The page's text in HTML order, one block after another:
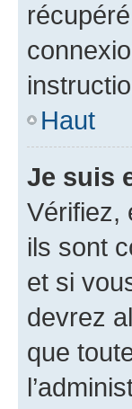
Haut
Je suis
Vérifiez,
ils sont
et si
devrez
que